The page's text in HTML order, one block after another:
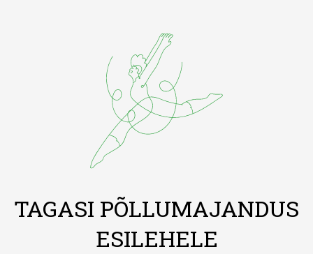
TAGASI PÕLLUMAJANDUS
ESILEHELE